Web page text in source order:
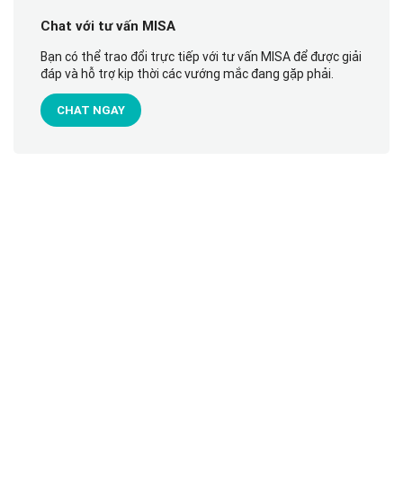
Chat với tư vấn MISA
Bạn có thể trao đổi trực tiếp với tư vấn MISA để được giải
đáp và hỗ trợ kịp thời các vướng mắc đang gặp phải.
CHAT NGAY